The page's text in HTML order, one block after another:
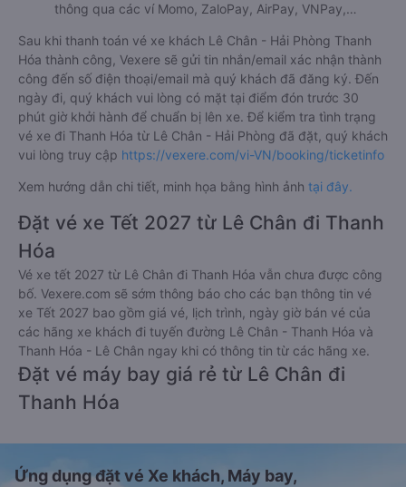
thông qua các ví Momo, ZaloPay, AirPay, VNPay,…
Sau khi thanh toán vé xe khách Lê Chân - Hải Phòng Thanh
Hóa thành công, Vexere sẽ gửi tin nhắn/email xác nhận thành
công đến số điện thoại/email mà quý khách đã đăng ký. Đến
ngày đi, quý khách vui lòng có mặt tại điểm đón trước 30
phút giờ khởi hành để chuẩn bị lên xe. Để kiểm tra tình trạng
vé xe đi Thanh Hóa từ Lê Chân - Hải Phòng đã đặt, quý khách
vui lòng truy cập https://vexere.com/vi-VN/booking/ticketinfo
Xem hướng dẫn chi tiết, minh họa bằng hình ảnh tại đây.
Đặt vé xe Tết 2027 từ Lê Chân đi Thanh
Hóa
Vé xe tết 2027 từ Lê Chân đi Thanh Hóa vẫn chưa được công
bố. Vexere.com sẽ sớm thông báo cho các bạn thông tin vé
xe Tết 2027 bao gồm giá vé, lịch trình, ngày giờ bán vé của
các hãng xe khách đi tuyến đường Lê Chân - Thanh Hóa và
Thanh Hóa - Lê Chân ngay khi có thông tin từ các hãng xe.
Đặt vé máy bay giá rẻ từ Lê Chân đi
Thanh Hóa
Ứng dụng đặt vé Xe khách, Máy bay,